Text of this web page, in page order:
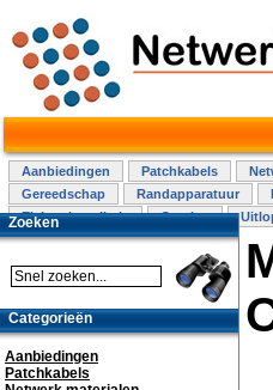
Aanbiedingen Patchkabels
Gereedschap
Randapparatuur
Elektra installatie
Overige
Zoeken
Categorieën
Aanbiedingen
Patchkabels